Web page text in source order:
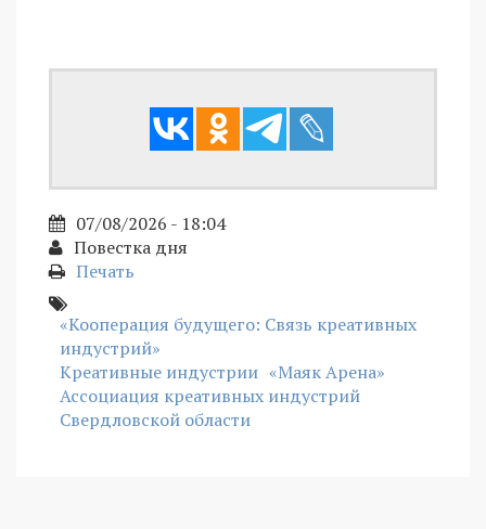
07/08/2026 - 18:04
Повестка дня
Печать
«Кооперация будущего: Связь креативных
индустрий»
Креативные индустрии «Маяк Арена»
Ассоциация креативных индустрий
Свердловской области